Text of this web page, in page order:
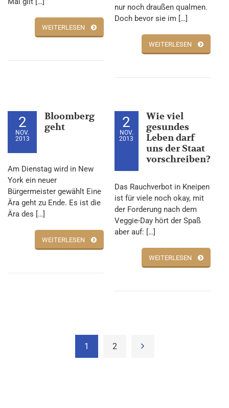
WEITERLESEN
nur noch draußen qualmen.
Doch bevor sie im […]
WEITERLESEN
2
NOV.
2013
Bloomberg
geht
Am Dienstag wird in New
York ein neuer
Bürgermeister gewählt Eine
Ära geht zu Ende. Es ist die
Ära des […]
WEITERLESEN
2
NOV.
2013
Wie viel
gesundes
Leben darf
uns der Staat
vorschreiben?
Das Rauchverbot in Kneipen
ist für viele noch okay, mit
der Forderung nach dem
Veggie-Day hört der Spaß
aber auf: […]
WEITERLESEN
1 2